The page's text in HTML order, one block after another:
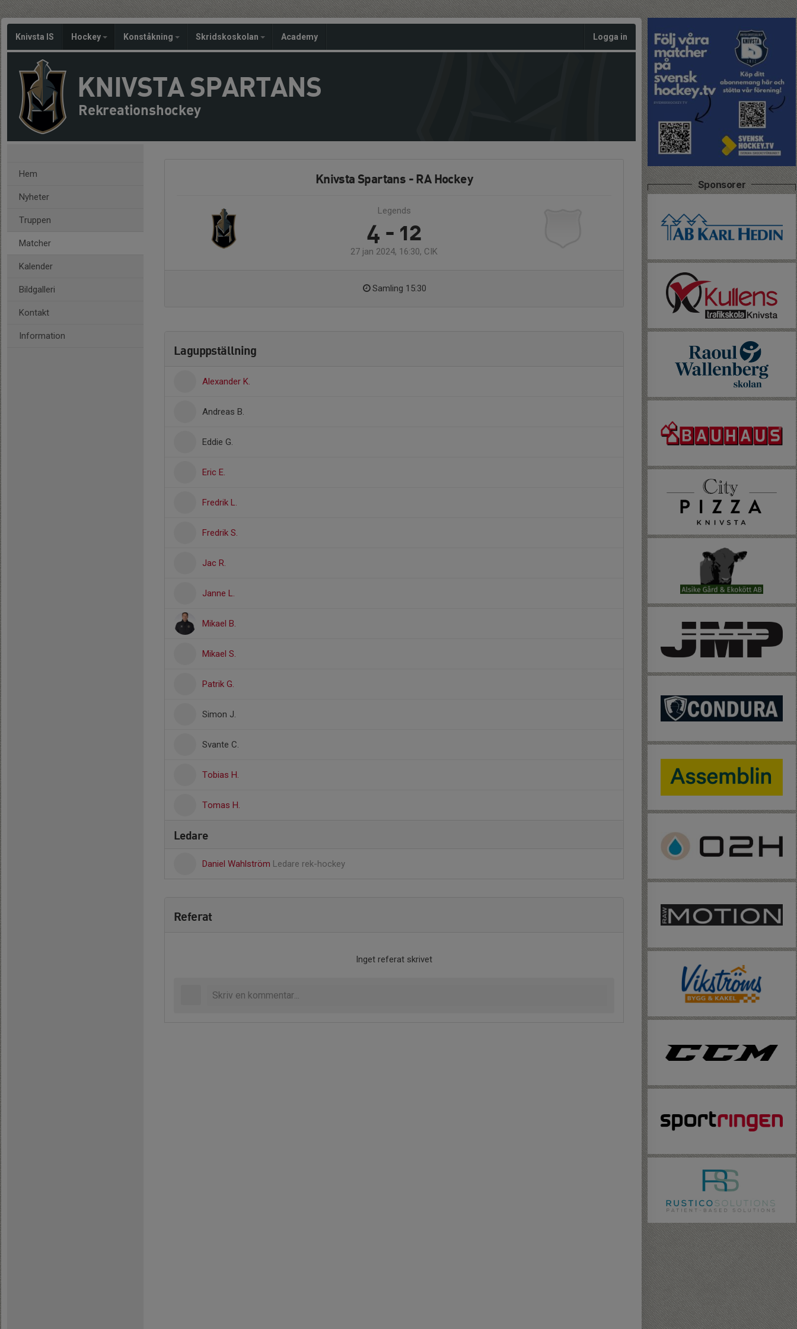
Knivsta IS Hockey Konståkning Skridskoskolan Academy Logga in
KNIVSTA SPARTANS
Rekreationshockey
Hem
Nyheter
Truppen
Matcher
Kalender
Bildgalleri
Kontakt
Information
Knivsta Spartans - RA Hockey
Legends
4 - 12
27 jan 2024, 16:30, CIK
Samling 15:30
Laguppställning
Alexander K.
Andreas B.
Eddie G.
Eric E.
Fredrik L.
Fredrik S.
Jac R.
Janne L.
Mikael B.
Mikael S.
Patrik G.
Simon J.
Svante C.
Tobias H.
Tomas H.
Ledare
Daniel Wahlström Ledare rek-hockey
Referat
Inget referat skrivet
Sponsorer